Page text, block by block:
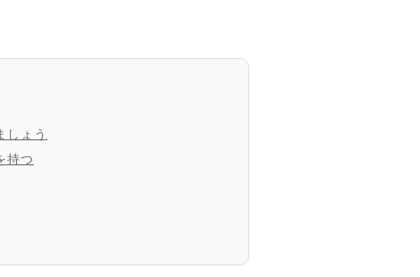
しょう
持つ